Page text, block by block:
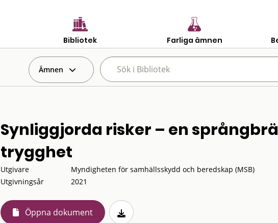
Bibliotek Farliga ämnen
Ämnen
Synliggjorda risker – en
trygghet
Utgivare
Myndigheten för samhällsskydd och beredskap (MSB)
Utgivningsår
2021
Öppna dokument